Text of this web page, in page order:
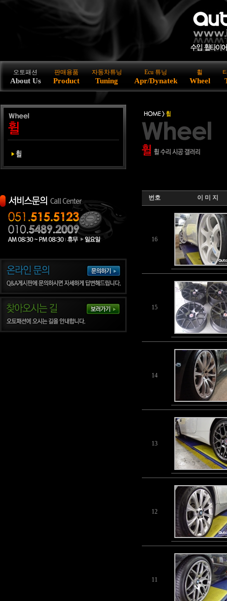
오토패션
About Us
판매용품
Product
자동차튜닝
Tuning
Ecu 튜닝
Apr/Dynatek
휠
Wheel
번호 이 미 지
16
15
14
13
12
11